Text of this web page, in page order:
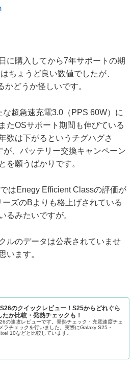
に購入してから7年サポートの期
ちょうど良い数値でしたが、
どうか怪しいです。
超急速充電3.0（PPS 60W）に
たOSサポート期間も伸びている
数は下がるというチグハグさ
が、バッテリー交換キャンペーン
を願うばかりです。
はEnegy Efficient Classの評価が
ズのBよりも格上げされている
るみたいですが。
ルのデータは公表されていませ
います。
のクイックレビュー！S25からどれぐら
たか比較・発熱チェックも！
の速攻レビューです。発熱チェック・充電速度チェ
ラチェックを行いました。実際にGalaxy S25・
10などと比較しています。